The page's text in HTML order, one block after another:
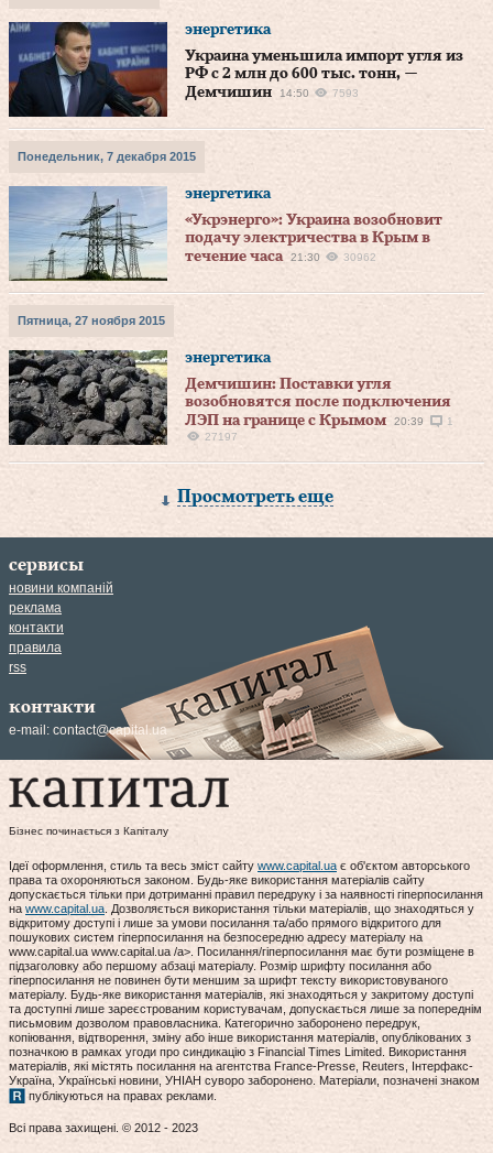
энергетика
Украина уменьшила импорт угля из
РФ с 2 млн до 600 тыс. тонн, —
Демчишин
14:50 7593
Понедельник, 7 декабря 2015
энергетика
«Укрэнерго»: Украина возобновит
подачу электричества в Крым в
течение часа
21:30 30962
Пятница, 27 ноября 2015
энергетика
Демчишин: Поставки угля
возобновятся после подключения
ЛЭП на границе с Крымом
20:39
1
27197
Просмотреть еще
сервисы
новини компаній
реклама
контакти
правила
rss
контакти
e-mail: contact@capital.ua
Бізнес починається з Капіталу
Ідеї оформлення, стиль та весь зміст сайту www.capital.ua є об'єктом авторського
права та охороняються законом. Будь-яке використання матеріалів сайту
допускається тільки при дотриманні правил передруку і за наявності гіперпосилання
на www.capital.ua . Дозволяється використання тільки матеріалів, що знаходяться у
відкритому доступі і лише за умови посилання та/або прямого відкритого для
пошукових систем гіперпосилання на безпосередню адресу матеріалу на
www.capital.ua www.capital.ua /a>. Посилання/гіперпосилання має бути розміщене в
підзаголовку або першому абзаці матеріалу. Розмір шрифту посилання або
гіперпосилання не повинен бути меншим за шрифт тексту використовуваного
матеріалу. Будь-яке використання матеріалів, які знаходяться у закритому доступі
та доступні лише зареєстрованим користувачам, допускається лише за попереднім
письмовим дозволом правовласника. Категорично заборонено передрук,
копіювання, відтворення, зміну або інше використання матеріалів, опублікованих з
позначкою в рамках угоди про синдикацію з Financial Times Limited. Використання
матеріалів, які містять посилання на агентства France-Presse, Reuters, Інтерфакс-
Україна, Українські новини, УНІАН суворо заборонено. Матеріали, позначені знаком
публікуються на правах реклами.
Всі права захищені. © 2012 - 2023